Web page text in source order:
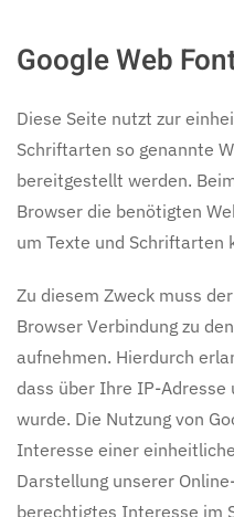
Google Web
Diese Seite nutzt zur
Schriftarten so genannte
bereitgestellt werden.
Browser die benötigten
um Texte und Schriftarten
Zu diesem Zweck muss
Browser Verbindung zu
aufnehmen. Hierdurch
dass über Ihre IP-Adresse
wurde. Die Nutzung von
Interesse einer
Darstellung unserer
berechtigtes Interesse im